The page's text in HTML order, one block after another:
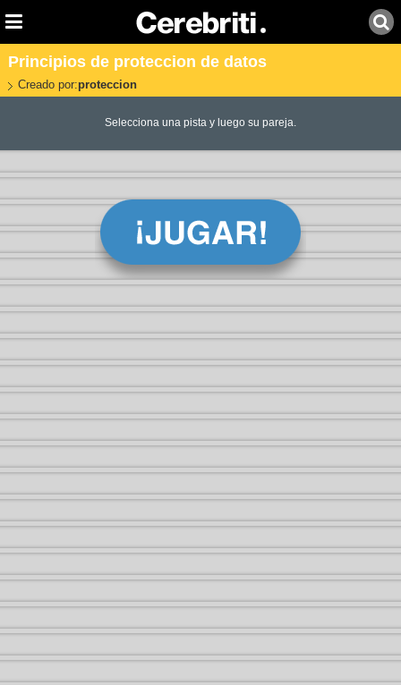
Principios de proteccion de datos
Creado por:proteccion
Selecciona una pista y luego su pareja.